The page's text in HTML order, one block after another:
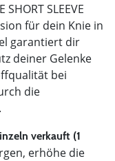
SLEEVE
für dein Knie in
garantiert dir
deiner Gelenke
bei
die
verkauft (1
erhöhe die